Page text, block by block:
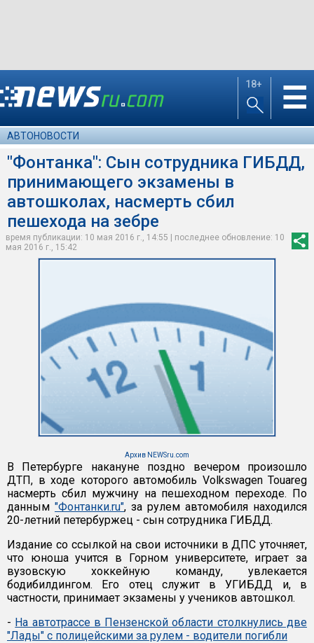
18+ ☰
АВТОНОВОСТИ
"Фонтанка": Сын сотрудника ГИБДД,
принимающего экзамены в
автошколах, насмерть сбил
пешехода на зебре
время публикации: 10 мая 2016 г., 14:55 | последнее обновление: 10
мая 2016 г., 15:42
Архив NEWSru.com
В Петербурге накануне поздно вечером произошло
ДТП, в ходе которого автомобиль Volkswagen Touareg
насмерть сбил мужчину на пешеходном переходе. По
данным "Фонтанки.ru", за рулем автомобиля находился
20-летний петербуржец - сын сотрудника ГИБДД.
Издание со ссылкой на свои источники в ДПС уточняет,
что юноша учится в Горном университете, играет за
вузовскую хоккейную команду, увлекается
бодибилдингом. Его отец служит в УГИБДД и, в
частности, принимает экзамены у учеников автошкол.
- На автотрассе в Пензенской области столкнулись две
"Лады" с полицейскими за рулем - водители погибли